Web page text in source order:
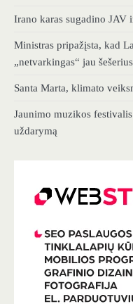
Irano karas sugadino
Ministras pripažįsta, kad
„netvarkingas“ jau
Santa Marta, klimato
Jaunimo muzikos
uždarymą